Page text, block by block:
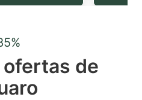
question
to
de